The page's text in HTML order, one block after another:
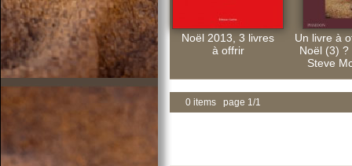
Noël 2013, 3 livres
à offrir
Un livre à
Noël (3) ?
Steve
0 items page 1/1